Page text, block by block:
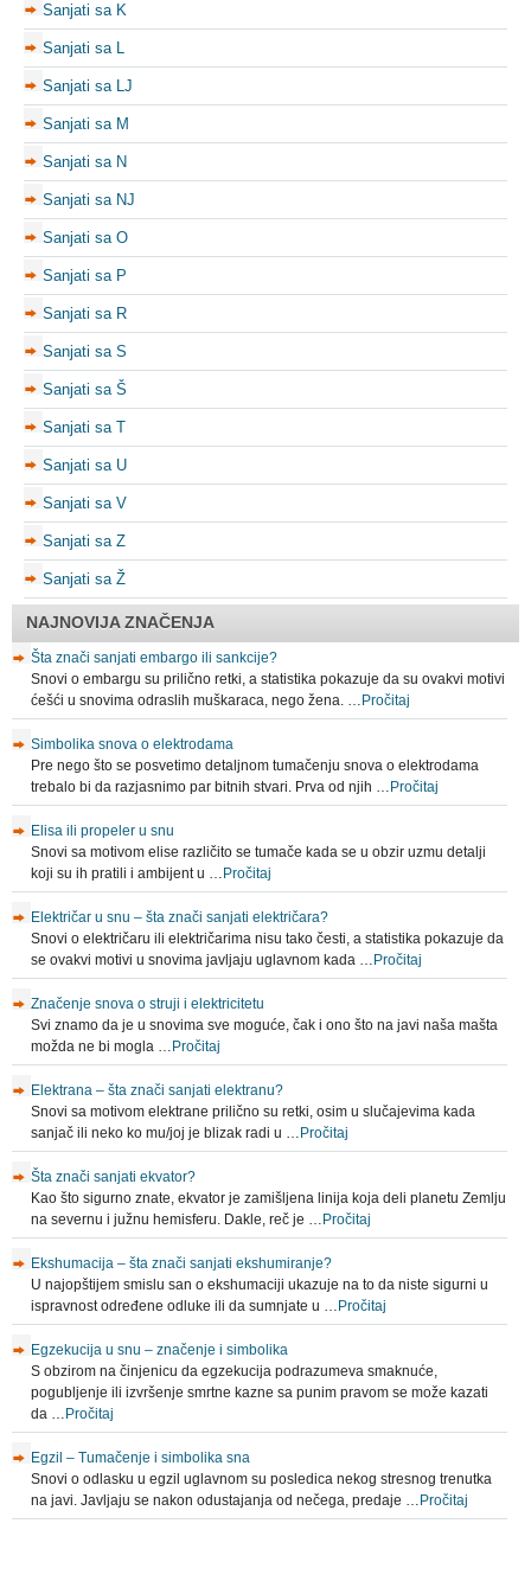
Sanjati sa K
Sanjati sa L
Sanjati sa LJ
Sanjati sa M
Sanjati sa N
Sanjati sa NJ
Sanjati sa O
Sanjati sa P
Sanjati sa R
Sanjati sa S
Sanjati sa Š
Sanjati sa T
Sanjati sa U
Sanjati sa V
Sanjati sa Z
Sanjati sa Ž
NAJNOVIJA ZNAČENJA
Šta znači sanjati embargo ili sankcije?
Snovi o embargu su prilično retki, a statistika pokazuje da su ovakvi motivi
ćešći u snovima odraslih muškaraca, nego žena. … Pročitaj
Simbolika snova o elektrodama
Pre nego što se posvetimo detaljnom tumačenju snova o elektrodama
trebalo bi da razjasnimo par bitnih stvari. Prva od njih … Pročitaj
Elisa ili propeler u snu
Snovi sa motivom elise različito se tumače kada se u obzir uzmu detalji
koji su ih pratili i ambijent u … Pročitaj
Električar u snu – šta znači sanjati električara?
Snovi o električaru ili električarima nisu tako česti, a statistika pokazuje da
se ovakvi motivi u snovima javljaju uglavnom kada … Pročitaj
Značenje snova o struji i elektricitetu
Svi znamo da je u snovima sve moguće, čak i ono što na javi naša mašta
možda ne bi mogla … Pročitaj
Elektrana – šta znači sanjati elektranu?
Snovi sa motivom elektrane prilično su retki, osim u slučajevima kada
sanjač ili neko ko mu/joj je blizak radi u … Pročitaj
Šta znači sanjati ekvator?
Kao što sigurno znate, ekvator je zamišljena linija koja deli planetu Zemlju
na severnu i južnu hemisferu. Dakle, reč je … Pročitaj
Ekshumacija – šta znači sanjati ekshumiranje?
U najopštijem smislu san o ekshumaciji ukazuje na to da niste sigurni u
ispravnost određene odluke ili da sumnjate u … Pročitaj
Egzekucija u snu – značenje i simbolika
S obzirom na činjenicu da egzekucija podrazumeva smaknuće,
pogubljenje ili izvršenje smrtne kazne sa punim pravom se može kazati
da … Pročitaj
Egzil – Tumačenje i simbolika sna
Snovi o odlasku u egzil uglavnom su posledica nekog stresnog trenutka
na javi. Javljaju se nakon odustajanja od nečega, predaje … Pročitaj